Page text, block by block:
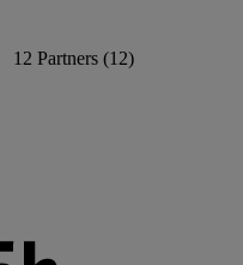
12 Partners (12)